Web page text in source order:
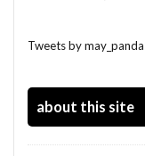
Tweets by
about this site